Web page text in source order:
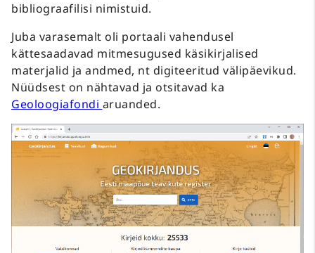
bibliograafilisi nimistuid.
Juba varasemalt oli portaali vahendusel
kättesaadavad mitmesugused käsikirjalised
materjalid ja andmed, nt digiteeritud välipäevikud.
Nüüdsest on nähtavad ja otsitavad ka
Geoloogiafondi aruanded.